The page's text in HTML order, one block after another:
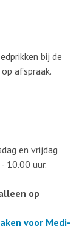
bij de
afspraak.
en vrijdag
10.00 uur.
op
voor Medi-